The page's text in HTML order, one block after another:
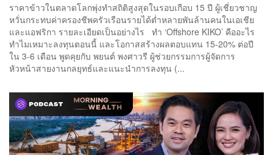
ราคาข้าวในตลาดโลกพุ่งทำสถิติสูงสุดในรอบเกือบ 15 ปี ผู้เชี่ยวชาญ
หวั่นกระทบค่าครองชีพครัวเรือนรายได้ต่ำหลายพันล้านคนในเอเชีย
และแอฟริกา รายละเอียดเป็นอย่างไร ทำ ‘Offshore KIKO’ คืออะไร
ทำไมเหมาะลงทุนตอนนี้ และโอกาสสร้างผลตอบแทน 15-20% ต่อปี
ใน 3-6 เดือน พูดคุยกับ พยนต์ พงศาวรี ผู้ช่วยกรรมการผู้จัดการ
หัวหน้าสายงานกลยุทธ์และแนะนำการลงทุน (...